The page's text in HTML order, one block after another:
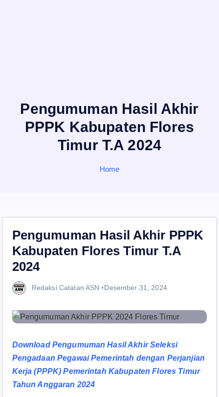
Pengumuman Hasil Akhir
PPPK Kabupaten Flores
Timur T.A 2024
Home
Pengumuman Hasil Akhir PPPK
Kabupaten Flores Timur T.A
2024
Redaksi Catatan ASN Desember 31, 2024
Download Pengumuman Hasil Akhir Seleksi
Pengadaan Pegawai Pemerintah dengan Perjanjian
Kerja (PPPK) Pemerintah Kabupaten Flores Timur
Tahun Anggaran 2024